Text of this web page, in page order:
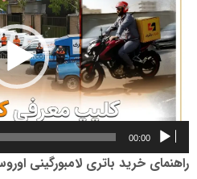
00:00
راهنمای خرید باتری لامبورگینی